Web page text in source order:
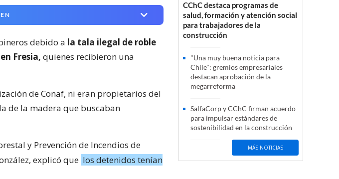
debido a la tala ilegal de roble
Fresia, quienes recibieron una
de Conaf, ni eran propietarios del
de la madera que buscaban
y Prevención de Incendios de
explicó que los detenidos tenían
CChC destaca programas de
salud, formación y atención social
para trabajadores de la
construcción
"Una muy buena noticia para
Chile": gremios empresariales
destacan aprobación de la
megarreforma
SalfaCorp y CChC firman acuerdo
para impulsar estándares de
sostenibilidad en la construcción
MÁS NOTICIAS